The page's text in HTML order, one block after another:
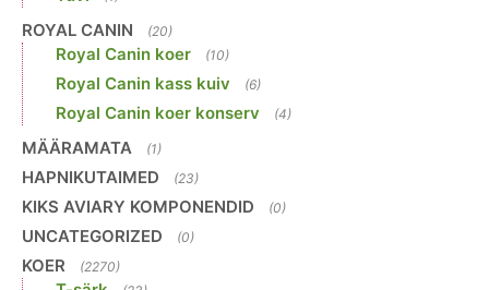
ROYAL CANIN (20)
Royal Canin koer (10)
Royal Canin kass kuiv (6)
Royal Canin koer konserv (4)
MÄÄRAMATA (1)
HAPNIKUTAIMED (23)
KIKS AVIARY KOMPONENDID (0)
UNCATEGORIZED (0)
KOER (2270)